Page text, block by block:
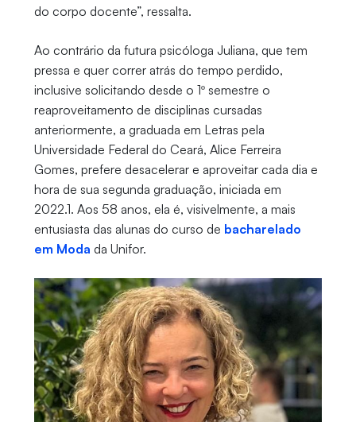
do corpo docente”, ressalta.
Ao contrário da futura psicóloga Juliana, que tem
pressa e quer correr atrás do tempo perdido,
inclusive solicitando desde o 1º semestre o
reaproveitamento de disciplinas cursadas
anteriormente, a graduada em Letras pela
Universidade Federal do Ceará, Alice Ferreira
Gomes, prefere desacelerar e aproveitar cada dia e
hora de sua segunda graduação, iniciada em
2022.1. Aos 58 anos, ela é, visivelmente, a mais
entusiasta das alunas do curso de bacharelado
em Moda da Unifor.